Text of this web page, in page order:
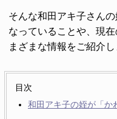
そんな和田アキ子さん
なっていることや、現
まざまな情報をご紹介し
目次
和田アキ子の姪が「